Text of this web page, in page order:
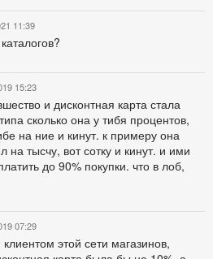
11:39
15:23
и дисконтная карта стала
сколько она у тибя процентов,
на ние и кинут. к примеру она
на тысчу, вот сотку и кинут. и ими
до 90% покупки. что в лоб,
07:29
этой сети магазинов,